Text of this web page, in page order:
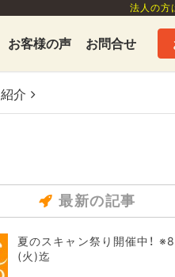
法人の方
お客様の声 お問合せ
紹介
最新の記事
夏のスキャン祭り開催中！
(火)迄